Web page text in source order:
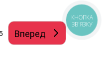
Вперед
КНОПКА
ЗВ'ЯЗКУ